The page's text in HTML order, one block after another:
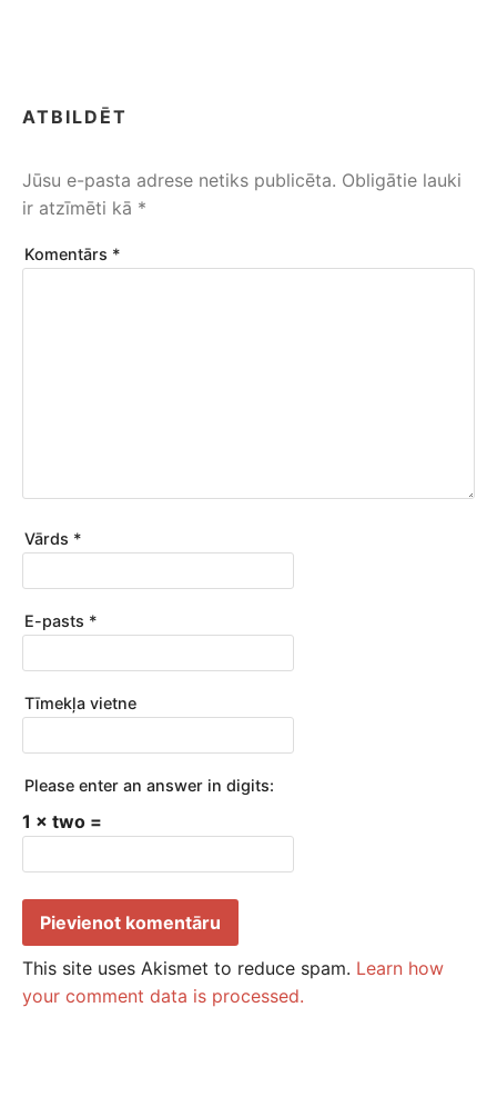
ATBILDĒT
Jūsu e-pasta adrese netiks publicēta. Obligātie lauki
ir atzīmēti kā *
Komentārs *
Vārds *
E-pasts *
Tīmekļa vietne
Please enter an answer in digits:
1 × two =
This site uses Akismet to reduce spam. Learn how
your comment data is processed.